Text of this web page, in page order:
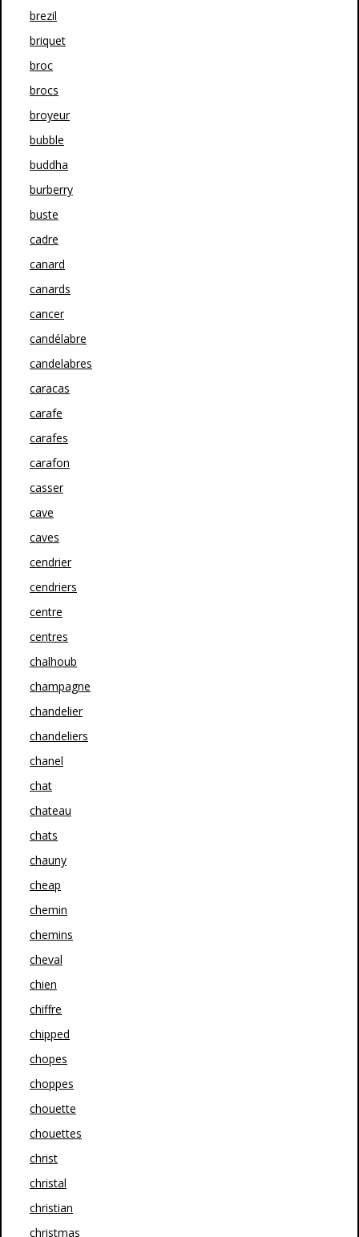
brezil
briquet
broc
brocs
broyeur
bubble
buddha
burberry
buste
cadre
canard
canards
cancer
candélabre
candelabres
caracas
carafe
carafes
carafon
casser
cave
caves
cendrier
cendriers
centre
centres
chalhoub
champagne
chandelier
chandeliers
chanel
chat
chateau
chats
chauny
cheap
chemin
chemins
cheval
chien
chiffre
chipped
chopes
choppes
chouette
chouettes
christ
christal
christian
christmas